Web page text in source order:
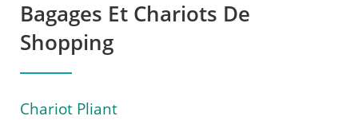
L'équipement De
Manutention Durable Et
Polyvalent De WOODEVER
Bagages Et Chariots De
Shopping
Chariot Pliant